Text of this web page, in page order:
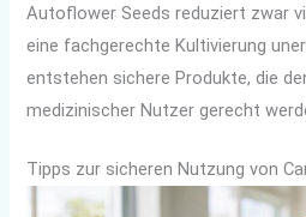
Autoflower Seeds reduziert zwar
eine fachgerechte Kultivierung
entstehen sichere Produkte, die
medizinischer Nutzer gerecht
Tipps zur sicheren Nutzung von